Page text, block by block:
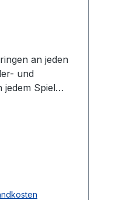
an jeden
und
jedem Spiel